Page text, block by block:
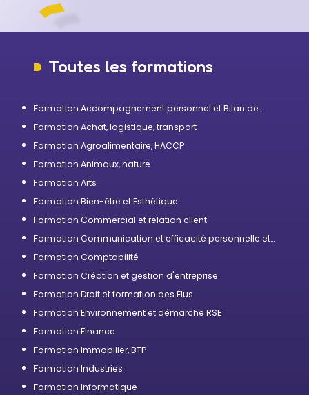
Toutes les formations
Formation Accompagnement personnel et Bilan de
Formation Achat, logistique, transport
Formation Agroalimentaire, HACCP
Formation Animaux, nature
Formation Arts
Formation Bien-être et Esthétique
Formation Commercial et relation client
Formation Communication et efficacité personnelle et
Formation Comptabilité
Formation Création et gestion d'entreprise
Formation Droit et formation des Élus
Formation Environnement et démarche RSE
Formation Finance
Formation Immobilier, BTP
Formation Industries
Formation Informatique